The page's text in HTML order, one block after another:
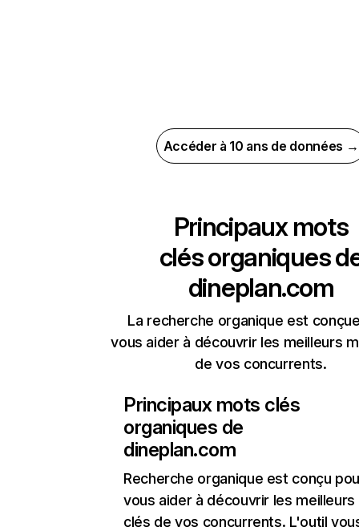
Accéder à 10 ans de données →
Principaux mots
clés organiques
dineplan.com
La recherche organique est
vous aider à découvrir les meilleurs
de vos concurrents.
Principaux mots clés
organiques de
dineplan.com
Recherche organique est conçu
vous aider à découvrir les
clés de vos concurrents. L'outil